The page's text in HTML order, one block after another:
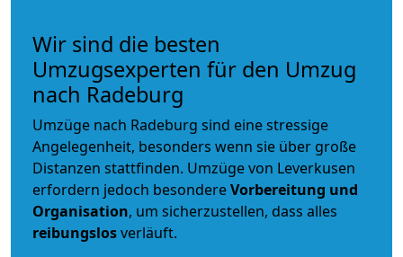
Wir sind die besten
Umzugsexperten für den Umzug
nach Radeburg
Umzüge nach Radeburg sind eine stressige
Angelegenheit, besonders wenn sie über große
Distanzen stattfinden. Umzüge von Leverkusen
erfordern jedoch besondereVorbereitung und
Organisation, um sicherzustellen, dass alles
reibungslosverläuft.